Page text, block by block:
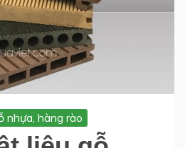
nhựa, hàng rào